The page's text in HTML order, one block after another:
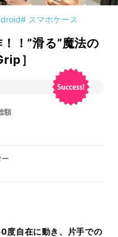
# スマホケース
！”滑る”魔法の
］
額
ー
度自在に動き、片手での